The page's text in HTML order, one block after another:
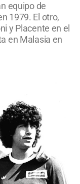
equipo de
1979. El otro,
y Placente en el
en Malasia en